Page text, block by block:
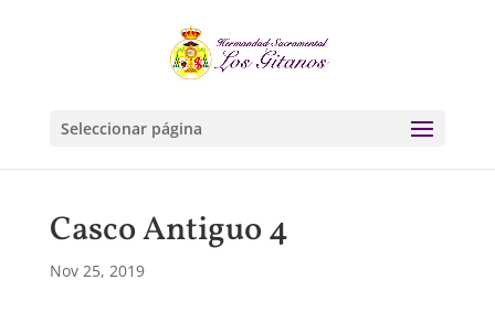
Seleccionar página
Casco Antiguo 4
Nov 25, 2019